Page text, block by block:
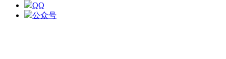
QQ
公众号